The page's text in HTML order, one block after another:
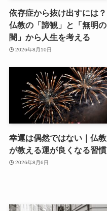
依存症から抜け出すには？
仏教の「諦観」と「無明の
闇」から人生を考える
2026年8月10日
幸運は偶然ではない｜仏教
が教える運が良くなる習慣
2026年8月6日